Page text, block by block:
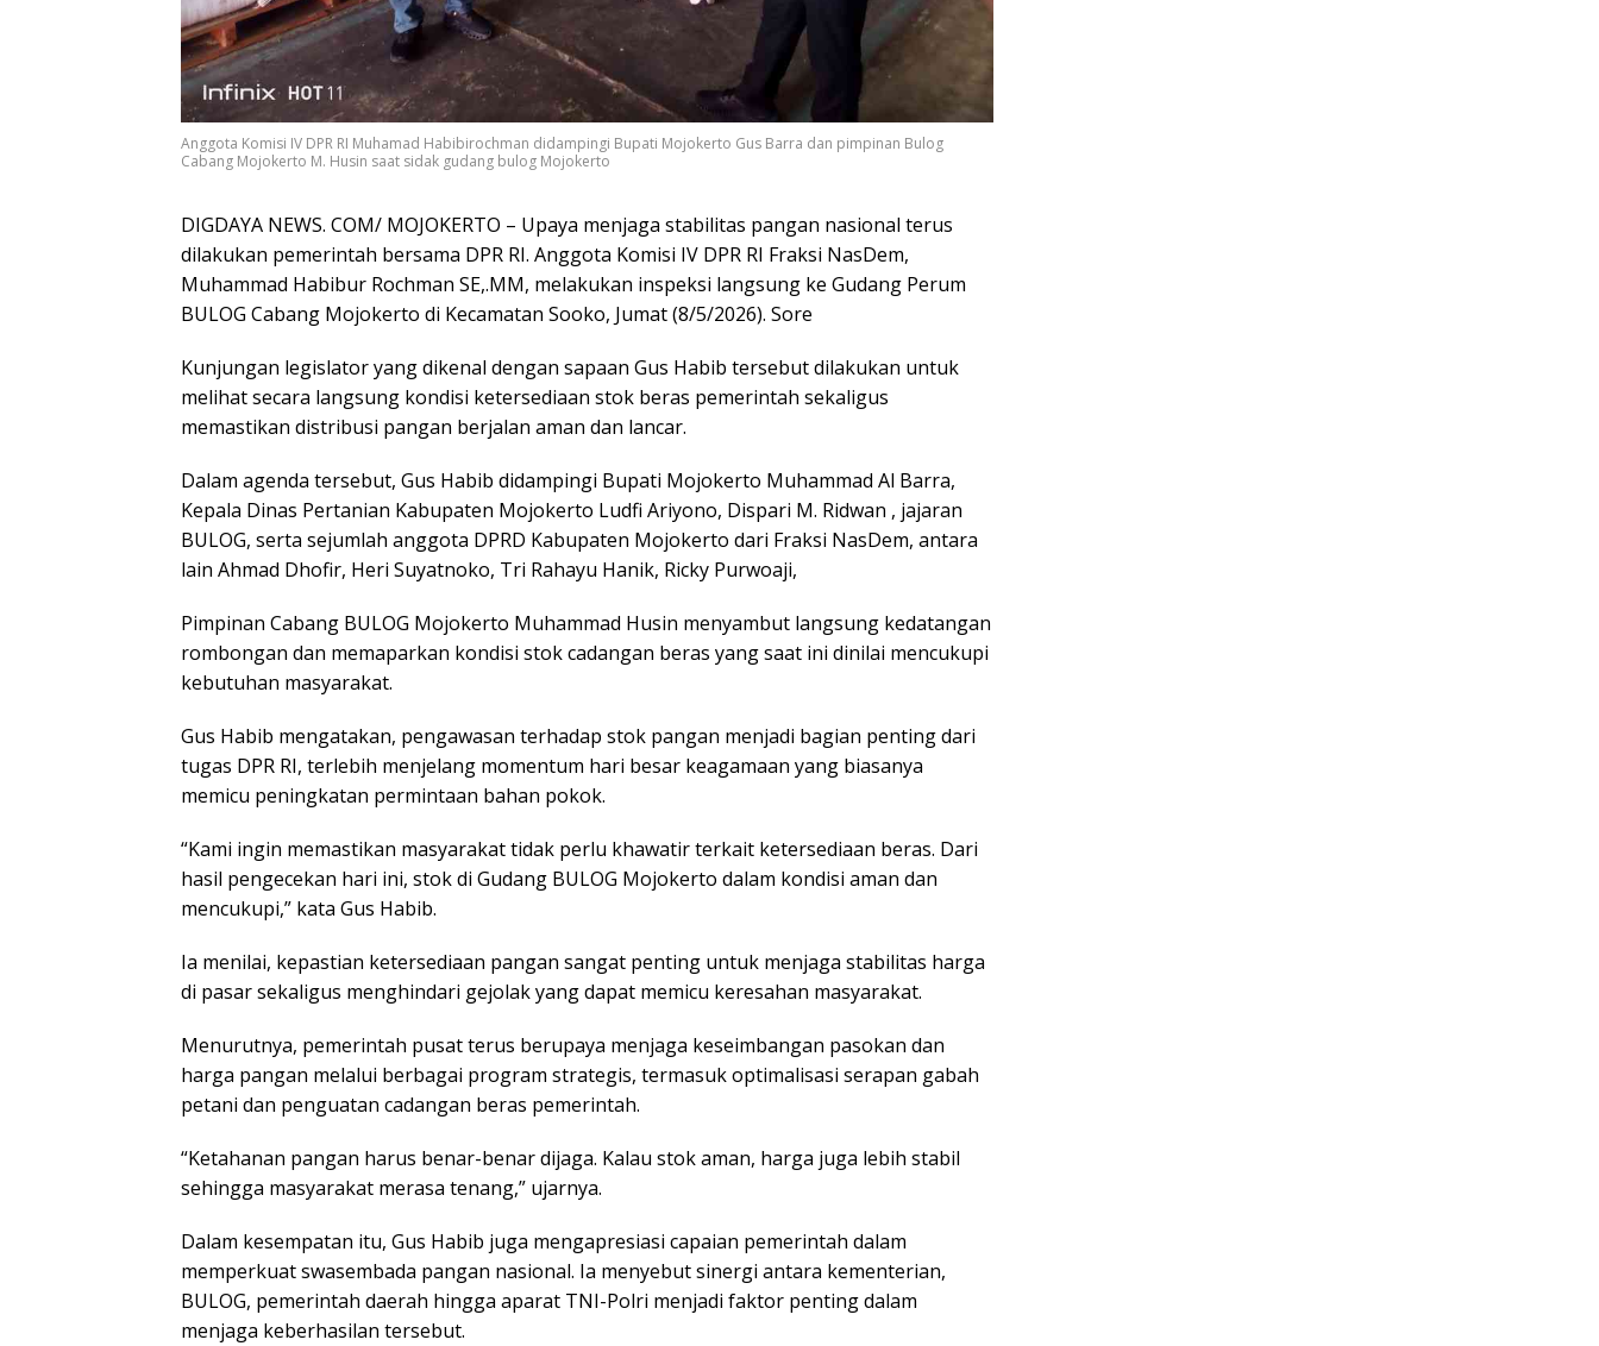
Anggota Komisi IV DPR RI Muhamad Habibirochman didampingi Bupati Mojokerto Gus Barra dan pimpinan Bulog
Cabang Mojokerto M. Husin saat sidak gudang bulog Mojokerto
DIGDAYA NEWS. COM/ MOJOKERTO – Upaya menjaga stabilitas pangan nasional terus
dilakukan pemerintah bersama DPR RI. Anggota Komisi IV DPR RI Fraksi NasDem,
Muhammad Habibur Rochman SE,.MM, melakukan inspeksi langsung ke Gudang Perum
BULOG Cabang Mojokerto di Kecamatan Sooko, Jumat (8/5/2026). Sore
Kunjungan legislator yang dikenal dengan sapaan Gus Habib tersebut dilakukan untuk
melihat secara langsung kondisi ketersediaan stok beras pemerintah sekaligus
memastikan distribusi pangan berjalan aman dan lancar.
Dalam agenda tersebut, Gus Habib didampingi Bupati Mojokerto Muhammad Al Barra,
Kepala Dinas Pertanian Kabupaten Mojokerto Ludfi Ariyono, Dispari M. Ridwan , jajaran
BULOG, serta sejumlah anggota DPRD Kabupaten Mojokerto dari Fraksi NasDem, antara
lain Ahmad Dhofir, Heri Suyatnoko, Tri Rahayu Hanik, Ricky Purwoaji,
Pimpinan Cabang BULOG Mojokerto Muhammad Husin menyambut langsung kedatangan
rombongan dan memaparkan kondisi stok cadangan beras yang saat ini dinilai mencukupi
kebutuhan masyarakat.
Gus Habib mengatakan, pengawasan terhadap stok pangan menjadi bagian penting dari
tugas DPR RI, terlebih menjelang momentum hari besar keagamaan yang biasanya
memicu peningkatan permintaan bahan pokok.
“Kami ingin memastikan masyarakat tidak perlu khawatir terkait ketersediaan beras. Dari
hasil pengecekan hari ini, stok di Gudang BULOG Mojokerto dalam kondisi aman dan
mencukupi,” kata Gus Habib.
Ia menilai, kepastian ketersediaan pangan sangat penting untuk menjaga stabilitas harga
di pasar sekaligus menghindari gejolak yang dapat memicu keresahan masyarakat.
Menurutnya, pemerintah pusat terus berupaya menjaga keseimbangan pasokan dan
harga pangan melalui berbagai program strategis, termasuk optimalisasi serapan gabah
petani dan penguatan cadangan beras pemerintah.
“Ketahanan pangan harus benar-benar dijaga. Kalau stok aman, harga juga lebih stabil
sehingga masyarakat merasa tenang,” ujarnya.
Dalam kesempatan itu, Gus Habib juga mengapresiasi capaian pemerintah dalam
memperkuat swasembada pangan nasional. Ia menyebut sinergi antara kementerian,
BULOG, pemerintah daerah hingga aparat TNI-Polri menjadi faktor penting dalam
menjaga keberhasilan tersebut.